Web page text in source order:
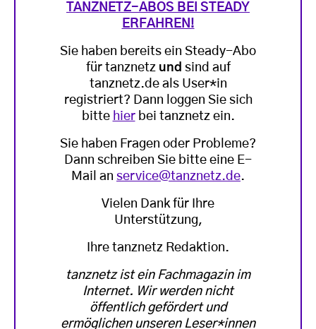
TANZNETZ-ABOS BEI STEADY
ERFAHREN!
Sie haben bereits ein Steady-Abo
für tanznetz und sind auf
tanznetz.de als User*in
registriert? Dann loggen Sie sich
bitte hierbei tanznetz ein.
Sie haben Fragen oder Probleme?
Dann schreiben Sie bitte eine E-
Mail an service@tanznetz.de.
Vielen Dank für Ihre
Unterstützung,
Ihre tanznetz Redaktion.
tanznetz ist ein Fachmagazin im
Internet. Wir werden nicht
öffentlich gefördert und
ermöglichen unseren Leser*innen